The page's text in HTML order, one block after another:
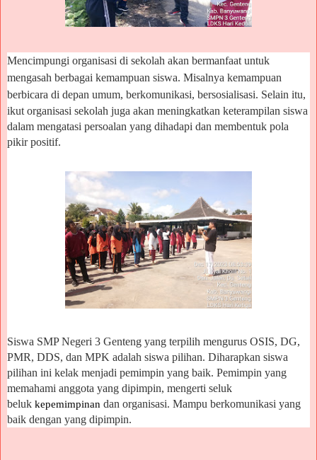
Mencimpungi organisasi di sekolah akan bermanfaat untuk
mengasah berbagai kemampuan siswa. Misalnya kemampuan
berbicara di depan umum, berkomunikasi, bersosialisasi. Selain itu,
ikut organisasi sekolah juga akan meningkatkan keterampilan siswa
dalam mengatasi persoalan yang dihadapi dan membentuk pola
pikir positif.
Siswa SMP Negeri 3 Genteng yang terpilih mengurus OSIS, DG,
PMR, DDS, dan MPK adalah siswa pilihan. Diharapkan siswa
pilihan ini kelak menjadi pemimpin yang baik. Pemimpin yang
memahami anggota yang dipimpin, mengerti seluk
beluk kepemimpinan dan organisasi. Mampu berkomunikasi yang
baik dengan yang dipimpin.